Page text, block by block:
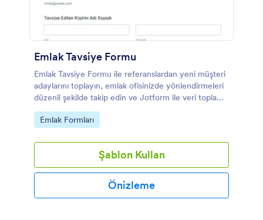
Emlak Tavsiye Formu
Emlak Tavsiye Formu ile referanslardan yeni müşteri
adaylarını toplayın, emlak ofisinizde yönlendirmeleri
düzenli şekilde takip edin ve Jotform ile veri toplama
sürecinizi hızla kişiselleştirin.
Go to Category:
Emlak Formları
Şablon Kullan
Önizleme